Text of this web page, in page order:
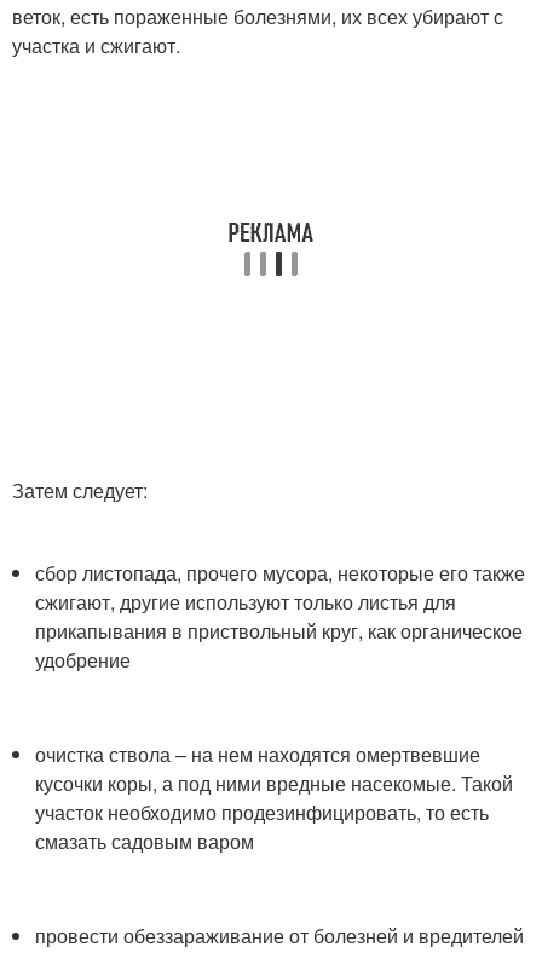
веток, есть пораженные болезнями, их всех убирают с
участка и сжигают.
Затем следует:
сбор листопада, прочего мусора, некоторые его также
сжигают, другие используют только листья для
прикапывания в приствольный круг, как органическое
удобрение
очистка ствола – на нем находятся омертвевшие
кусочки коры, а под ними вредные насекомые. Такой
участок необходимо продезинфицировать, то есть
смазать садовым варом
провести обеззараживание от болезней и вредителей